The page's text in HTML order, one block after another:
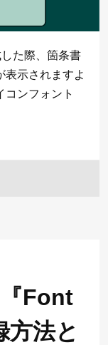
た際、箇条書
表示されますよ
コンフォント
Font
法と